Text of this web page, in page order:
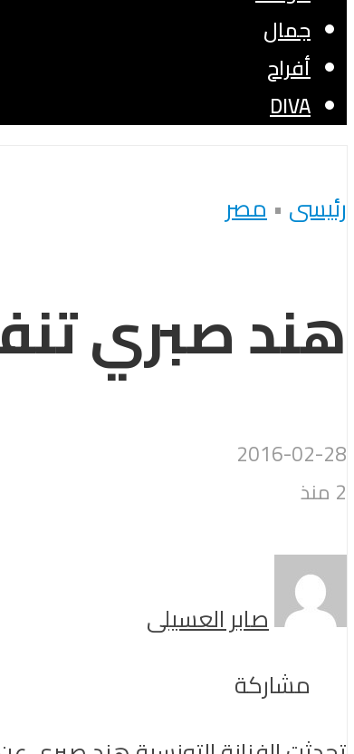
جمال
أفراح
DIVA
رئيسى •مصر
هند صبري
2016-02-28
2 منذ
صابر العسيلى
مشاركة